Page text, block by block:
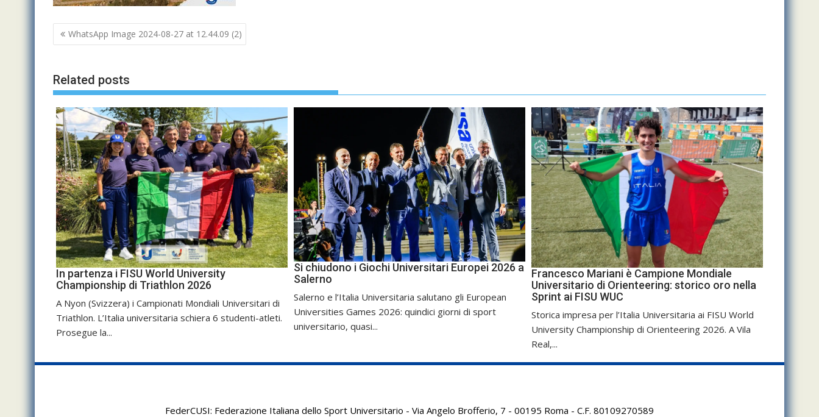
Navigazione
articoli
WhatsApp Image 2024-08-27 at 12.44.09 (2)
Related posts
In partenza i FISU World University
Championship di Triathlon 2026
A Nyon (Svizzera) i Campionati Mondiali Universitari di
Triathlon. L’Italia universitaria schiera 6 studenti-atleti.
Prosegue la...
Si chiudono i Giochi Universitari Europei 2026 a
Salerno
Salerno e l’Italia Universitaria salutano gli European
Universities Games 2026: quindici giorni di sport
universitario, quasi...
Francesco Mariani è Campione Mondiale
Universitario di Orienteering: storico oro nella
Sprint ai FISU WUC
Storica impresa per l’Italia Universitaria ai FISU World
University Championship di Orienteering 2026. A Vila
Real,...
FederCUSI: Federazione Italiana dello Sport Universitario - Via Angelo Brofferio, 7 - 00195 Roma - C.F. 80109270589